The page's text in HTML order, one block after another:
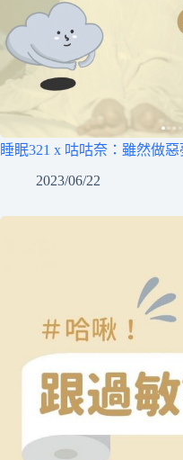
睡眠321 x 咕咕奈：雖然做
2023/06/22